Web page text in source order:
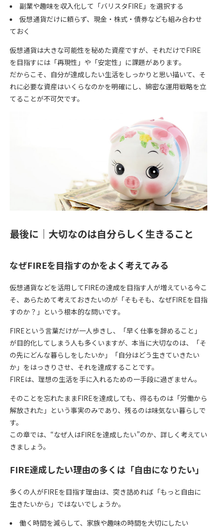
副業や趣味を収入化して「バリスタFIRE」を選択する
仮想通貨だけに頼らず、現金・株式・債券なども組み合わせ
ておく
仮想通貨は大きな可能性を秘めた資産ですが、それだけでFIRE
を目指すには 「再現性」や「安定性」に課題があります。
だからこそ、自分が達成したい生活をしっかりと思い描いて、そ
れに必要な資産はいくらなのかを明確にし、綿密な運用戦略を立
てることが不可欠です。
最後に｜大切なのは自分らしく生きること
なぜFIREを目指すのかをよく考えてみる
仮想通貨などを活用してFIREの達成を目指す人が増えている今こ
そ、あらためて考えておきたいのが「そもそも、なぜFIREを目指
すのか？」という根本的な問いです。
FIREという言葉だけが一人歩きし、
「早く仕事を辞めること」
が目的化してしまう人も多くいますが、本当に大切なのは、「そ
の先にどんな暮らしをしたいか」「自分はどう生きていきたい
か」をはっきりさせ、それを達成することです。
FIREは、理想の生活を手に入れるための一手段に過ぎません。
そのことを忘れたままFIREを達成しても、得るものは「労働から
解放された」という事実のみであり、残るのは味気ない暮らしで
す。
この章では、“なぜ人はFIREを達成したい”のか、詳しく考えてい
きましょう。
FIRE達成したい理由の多くは「自由になりたい」
多くの人がFIREを目指す理由は、突き詰めれば「もっと自由に
生きたいから 」ではないでしょうか。
働く時間を減らして、家族や趣味の時間を大切にしたい